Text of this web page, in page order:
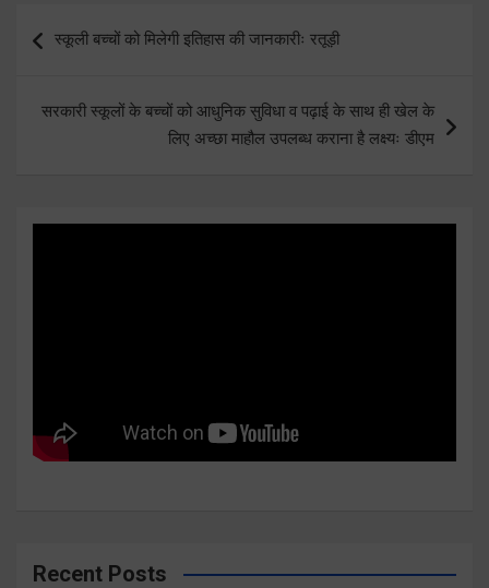
navigation
स्कूली बच्चों को मिलेगी इतिहास की जानकारीः रतूड़ी
सरकारी स्कूलों के बच्चों को आधुनिक सुविधा व पढ़ाई के साथ ही खेल के
लिए अच्छा माहौल उपलब्ध कराना है लक्ष्यः डीएम
Recent Posts